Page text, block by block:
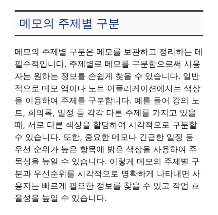
메모의 주제별 구분
메모의 주제별 구분은 메모를 보관하고 정리하는 데
필수적입니다. 주제별로 메모를 구분함으로써 사용
자는 원하는 정보를 손쉽게 찾을 수 있습니다. 일반
적으로 메모 앱이나 노트 어플리케이션에서는 색상
을 이용하여 주제를 구분합니다. 예를 들어 강의 노
트, 회의록, 일정 등 각각 다른 주제를 가지고 있을
때, 서로 다른 색상을 할당하여 시각적으로 구분할
수 있습니다. 또한, 중요한 메모나 긴급한 일정 등
우선 순위가 높은 항목에 밝은 색상을 사용하여 주
목성을 높일 수 있습니다. 이렇게 메모의 주제별 구
분과 우선순위를 시각적으로 명확하게 나타내면 사
용자는 빠르게 필요한 정보를 찾을 수 있고 작업 효
율성을 높일 수 있습니다.